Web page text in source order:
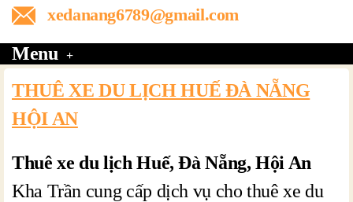
xedanang6789@gmail.com
Menu
THUÊ XE DU LỊCH HUẾ ĐÀ NẴNG
HỘI AN
Thuê xe du lịch Huế, Đà Nẵng, Hội An
Kha Trần cung cấp dịch vụ cho thuê xe du